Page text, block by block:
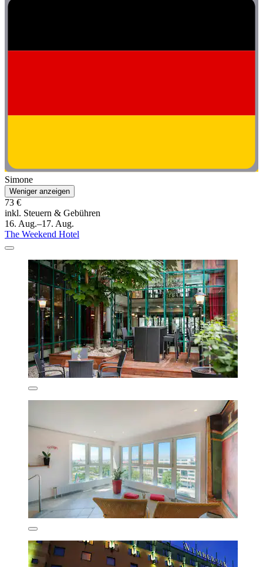
Simone
Weniger anzeigen
73 €
inkl. Steuern & Gebühren
16. Aug.–17. Aug.
The Weekend Hotel